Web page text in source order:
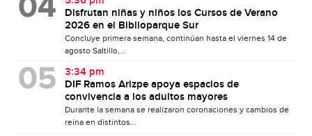
Disfrutan niñas y niños los Cursos de Verano
2026 en el Biblioparque Sur
Concluye primera semana, continúan hasta el viernes 14 de
agosto Saltillo,...
3:34 pm
DIF Ramos Arizpe apoya espacios de
convivencia a los adultos mayores
Durante la semana se realizaron coronaciones y cambios de
reina en distintos...